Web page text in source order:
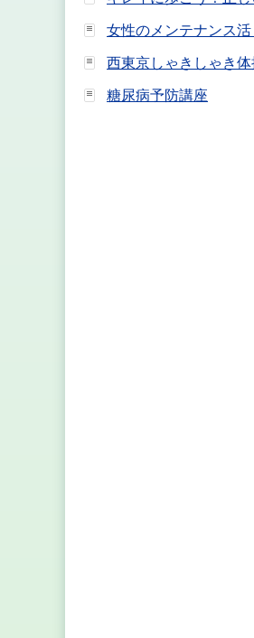
女性のメンテナンス活
西東京しゃきしゃき体
糖尿病予防講座